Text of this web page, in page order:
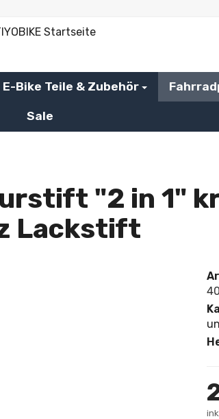
E-Bike Teile & Zubehör
Sale
"2 in 1"
Lackstift